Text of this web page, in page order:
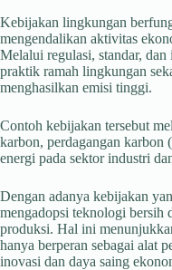
Kebijakan lingkungan
mengendalikan aktivitas
Melalui regulasi, standar,
praktik ramah lingkungan
menghasilkan emisi tinggi.
Contoh kebijakan tersebut
karbon, perdagangan karbon
energi pada sektor industri
Dengan adanya kebijakan
mengadopsi teknologi bersih
produksi. Hal ini
hanya berperan sebagai alat
inovasi dan daya saing